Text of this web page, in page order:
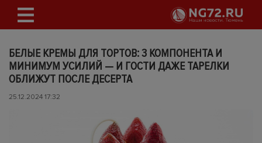
БЕЛЫЕ КРЕМЫ ДЛЯ ТОРТОВ: 3 КОМПОНЕНТА И
МИНИМУМ УСИЛИЙ — И ГОСТИ ДАЖЕ ТАРЕЛКИ
ОБЛИЖУТ ПОСЛЕ ДЕСЕРТА
25.12.2024 17:32